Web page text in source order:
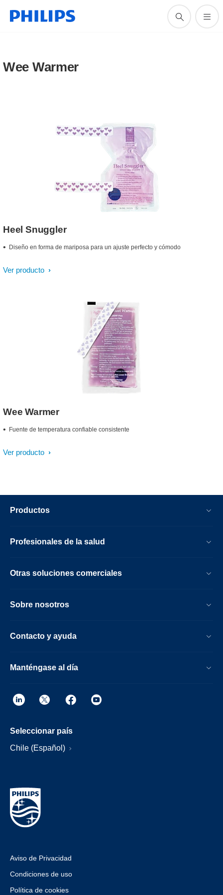
Wee Warmer
Heel Snuggler
Diseño en forma de mariposa para un ajuste perfecto y cómodo
Ver producto
Wee Warmer
Fuente de temperatura confiable consistente
Ver producto
Productos
Profesionales de la salud
Otras soluciones comerciales
Sobre nosotros
Contacto y ayuda
Manténgase al día
Seleccionar país
Chile (Español)
Aviso de Privacidad
Condiciones de uso
Política de cookies